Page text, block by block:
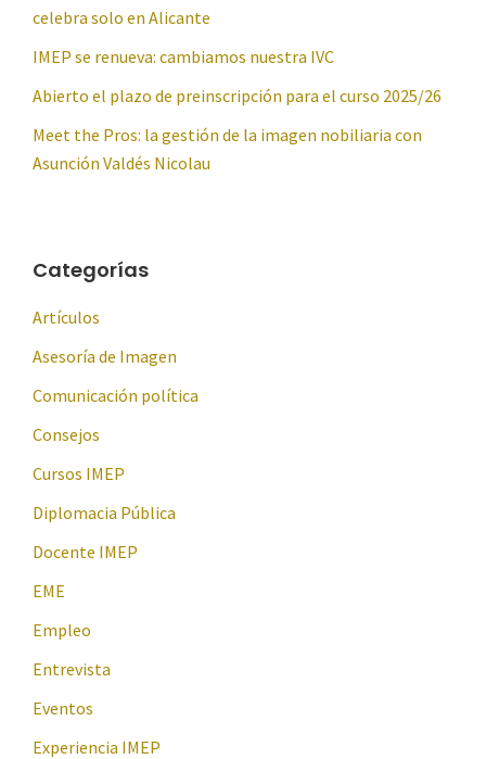
celebra solo en Alicante
IMEP se renueva: cambiamos nuestra IVC
Abierto el plazo de preinscripción para el curso 2025/26
Meet the Pros: la gestión de la imagen nobiliaria con
Asunción Valdés Nicolau
Categorías
Artículos
Asesoría de Imagen
Comunicación política
Consejos
Cursos IMEP
Diplomacia Pública
Docente IMEP
EME
Empleo
Entrevista
Eventos
Experiencia IMEP